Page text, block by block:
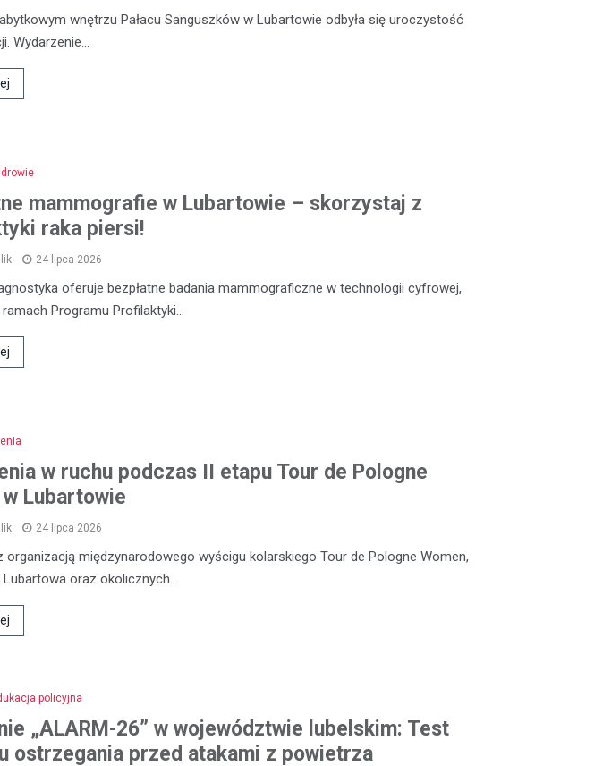
wnętrzu Pałacu Sanguszków w Lubartowie odbyła się uroczystość
Wydarzenie…
mammografie w Lubartowie – skorzystaj z
raka piersi!
24 lipca 2026
oferuje bezpłatne badania mammograficzne w technologii cyfrowej,
Programu Profilaktyki…
w ruchu podczas II etapu Tour de Pologne
Lubartowie
24 lipca 2026
organizacją międzynarodowego wyścigu kolarskiego Tour de Pologne Women,
oraz okolicznych…
policyjna
„ALARM-26” w województwie lubelskim: Test
ostrzegania przed atakami z powietrza